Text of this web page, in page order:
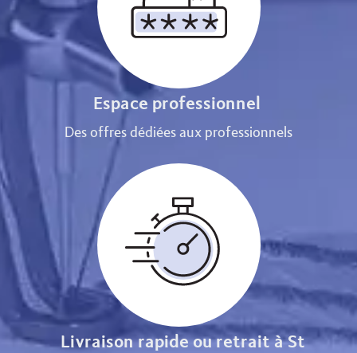
Espace professionnel
Des offres dédiées aux professionnels
Livraison rapide ou retrait à St